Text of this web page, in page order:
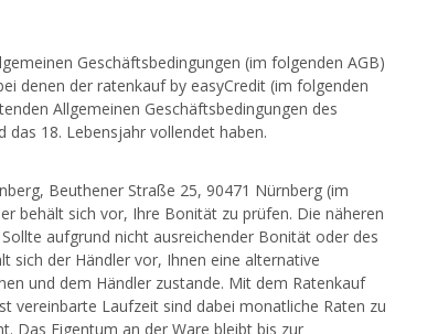
Geschäftsbedingungen (im folgenden AGB)
denen der ratenkauf by easyCredit (im folgenden
Allgemeinen Geschäftsbedingungen des
das 18. Lebensjahr vollendet haben.
Beuthener Straße 25, 90471 Nürnberg (im
behält sich vor, Ihre Bonität zu prüfen. Die näheren
aufgrund nicht ausreichender Bonität oder des
sich der Händler vor, Ihnen eine alternative
und dem Händler zustande. Mit dem Ratenkauf
vereinbarte Laufzeit sind dabei monatliche Raten zu
Das Eigentum an der Ware bleibt bis zur